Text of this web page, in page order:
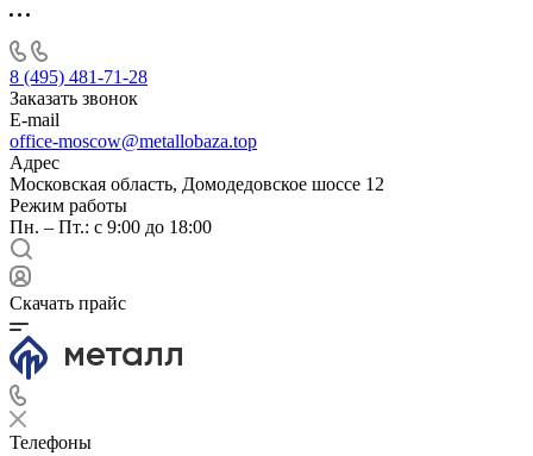
8 (495) 481-71-28
Заказать звонок
E-mail
office-moscow@metallobaza.top
Адрес
Московская область, Домодедовское шоссе 12
Режим работы
Пн. – Пт.: с 9:00 до 18:00
Скачать прайс
Телефоны